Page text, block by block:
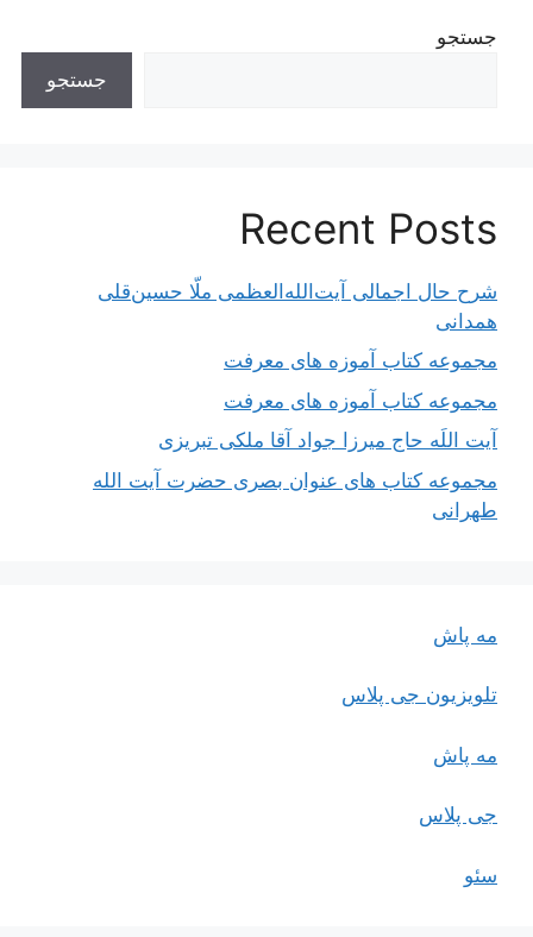
جستجو
جستجو
Recent Posts
شرح حال اجمالی آیت‌الله‌العظمی ملّا حسین‌قلی
همدانی
مجموعه کتاب آموزه های معرفت
مجموعه کتاب آموزه های معرفت
آیت اللَه حاج میرزا جواد آقا ملکی تبریزی
مجموعه کتاب های عنوان بصری حضرت آیت الله
طهرانی
مه پاش
تلویزیون جی پلاس
مه پاش
جی پلاس
سئو